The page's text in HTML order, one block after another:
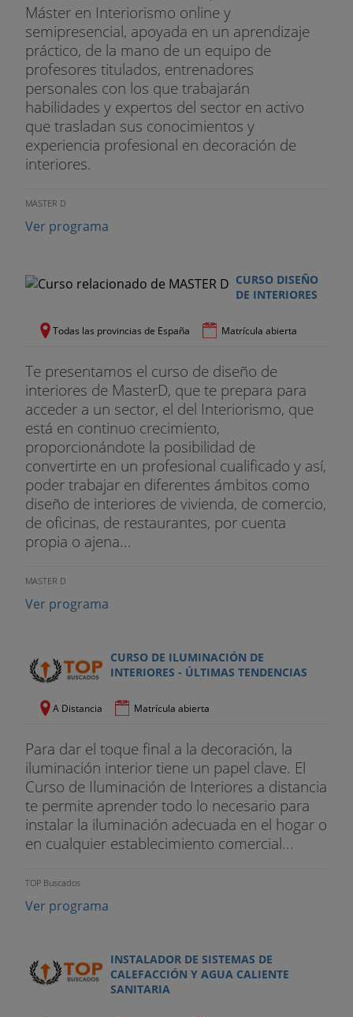
Máster en Interiorismo online y
semipresencial, apoyada en un aprendizaje
práctico, de la mano de un equipo de
profesores titulados, entrenadores
personales con los que trabajarán
habilidades y expertos del sector en activo
que trasladan sus conocimientos y
experiencia profesional en decoración de
interiores.
MASTER D
Ver programa
CURSO DISEÑO
DE INTERIORES
Todas las provincias de España Matrícula abierta
Te presentamos el curso de diseño de
interiores de MasterD, que te prepara para
acceder a un sector, el del Interiorismo, que
está en continuo crecimiento,
proporcionándote la posibilidad de
convertirte en un profesional cualificado y así,
poder trabajar en diferentes ámbitos como
diseño de interiores de vivienda, de comercio,
de oficinas, de restaurantes, por cuenta
propia o ajena...
MASTER D
Ver programa
CURSO DE ILUMINACIÓN DE
INTERIORES - ÚLTIMAS TENDENCIAS
A Distancia Matrícula abierta
Para dar el toque final a la decoración, la
iluminación interior tiene un papel clave. El
Curso de Iluminación de Interiores a distancia
te permite aprender todo lo necesario para
instalar la iluminación adecuada en el hogar o
en cualquier establecimiento comercial...
TOP Buscados
Ver programa
INSTALADOR DE SISTEMAS DE
CALEFACCIÓN Y AGUA CALIENTE
SANITARIA